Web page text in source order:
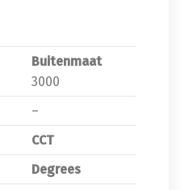
Buitenmaat
3000
–
CCT
Degrees